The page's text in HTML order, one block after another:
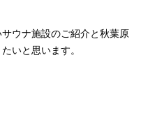
ウナ施設のご紹介と秋葉原
いと思います。